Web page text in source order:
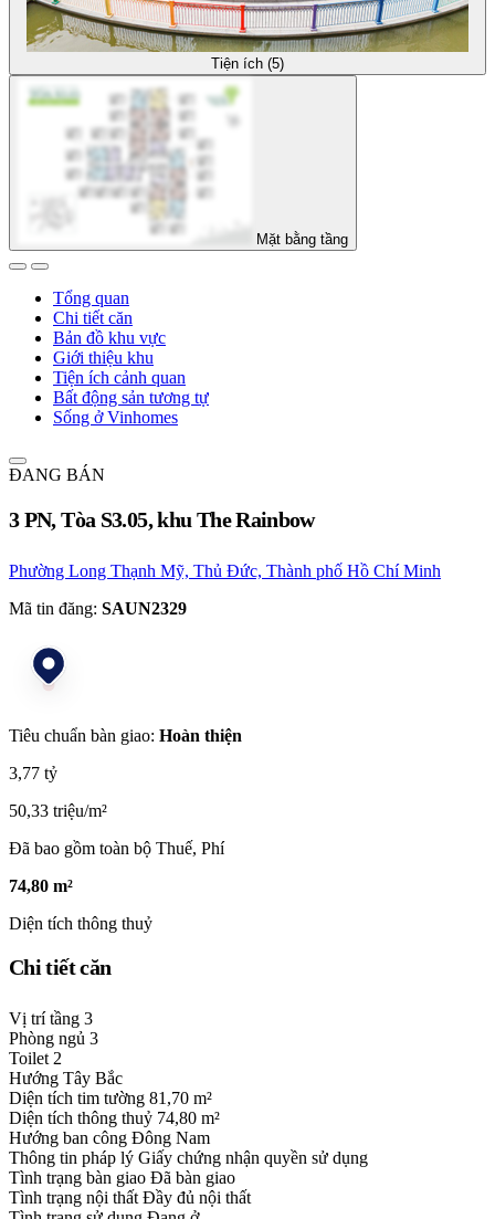
Tiện ích (5)
Mặt bằng tầng
Tổng quan
Chi tiết căn
Bản đồ khu vực
Giới thiệu khu
Tiện ích cảnh quan
Bất động sản tương tự
Sống ở Vinhomes
ĐANG BÁN
3 PN, Tòa S3.05, khu The Rainbow
Phường Long Thạnh Mỹ, Thủ Đức, Thành phố Hồ Chí Minh
Mã tin đăng: SAUN2329
Tiêu chuẩn bàn giao: Hoàn thiện
3,77 tỷ
50,33 triệu/m²
Đã bao gồm toàn bộ Thuế, Phí
74,80 m²
Diện tích thông thuỷ
Chi tiết căn
Vị trí tầng 3
Phòng ngủ 3
Toilet 2
Hướng Tây Bắc
Diện tích tim tường 81,70 m²
Diện tích thông thuỷ 74,80 m²
Hướng ban công Đông Nam
Thông tin pháp lý Giấy chứng nhận quyền sử dụng
Tình trạng bàn giao Đã bàn giao
Tình trạng nội thất Đầy đủ nội thất